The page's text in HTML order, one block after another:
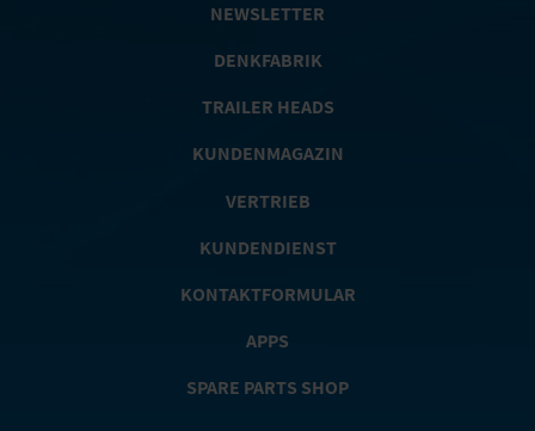
NEWSLETTER
DENKFABRIK
TRAILER HEADS
KUNDENMAGAZIN
VERTRIEB
KUNDENDIENST
KONTAKTFORMULAR
APPS
SPARE PARTS SHOP